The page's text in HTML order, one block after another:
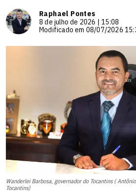
Raphael Pontes
8 de julho de 2026 | 15:08
Modificado em 08/07/2026
Wanderlei Barbosa, governador do Tocantins (
Tocantins)